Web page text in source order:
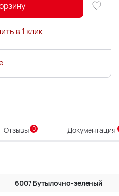
в 1 клик
Отзывы 0 Документация
6007 Бутылочно-зеленый